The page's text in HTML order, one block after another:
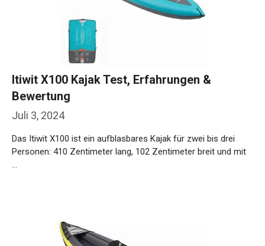
Juli 3, 2024
Itiwit X100 Kajak Test, Erfahrungen &
Bewertung
Das Itiwit X100 ist ein aufblasbares Kajak für zwei bis drei
Personen: 410 Zentimeter lang, 102 Zentimeter breit und mit
…